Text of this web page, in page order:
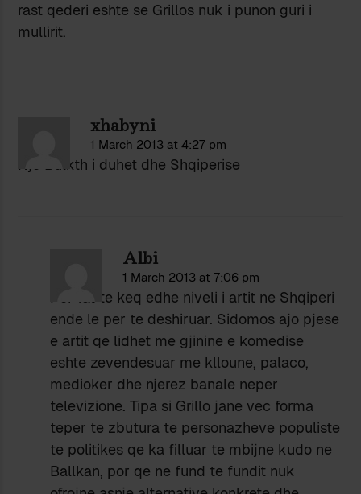
rast qederi eshte se Grillos nuk i punon guri i
mullirit.
xhabyni
1 March 2013 at 4:27 pm
Nje Bulkth i duhet dhe Shqiperise
Albi
1 March 2013 at 7:06 pm
Per fat te keq edhe niveli i artit ne Shqiperi
ende le per te deshiruar. Sidomos ajo pjese
e artit qe lidhet me gjinine e komedise
eshte zevendesuar me klloune, palaco,
medioker dhe njerez banale neper
televizione. Tipa si Grillo jane vec forma
teper te zbutura te personazheve populiste
te politikes qe ka filluar te mbijne kudo ne
Ballkan, por qe ne fund te fundit nuk